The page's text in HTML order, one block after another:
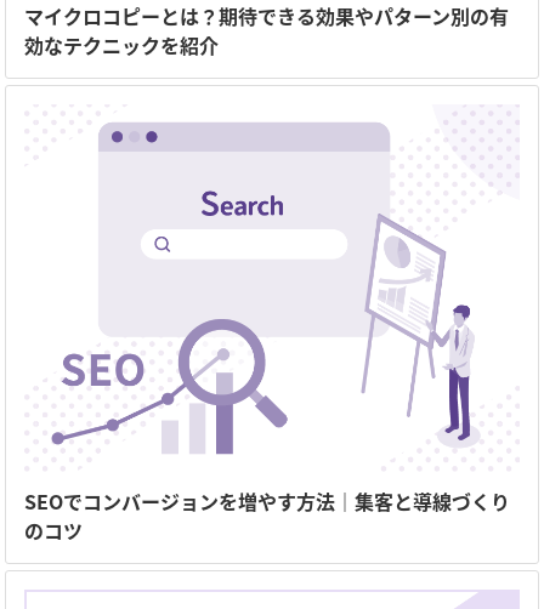
マイクロコピーとは？期待できる効果やパターン別の有
効なテクニックを紹介
SEOでコンバージョンを増やす方法｜集客と導線づくり
のコツ